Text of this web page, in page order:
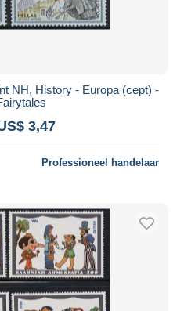
NH, History - Europa (cept) -
3,47
Professioneel handelaar